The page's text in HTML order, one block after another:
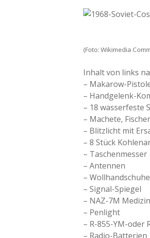
(Foto: Wikimedia
Inhalt von links
– Makarow-
– Handgelenk-
– 18 wasserfeste
– Machete,
– Blitzlicht mit
– 8 Stück
– Taschenmesser
– Antennen
– Wollhandschuhe
– Signal-Spiegel
– NAZ-7M
– Penlight
– R-855-YM-oder
– Radio-Batterien